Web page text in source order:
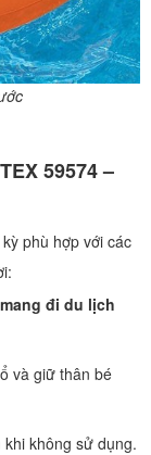
59574 –
phù hợp với các
đi du lịch
và giữ thân bé
không sử dụng.